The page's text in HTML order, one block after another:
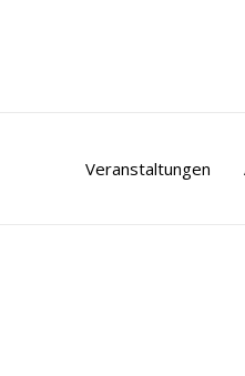
Veranstaltungen